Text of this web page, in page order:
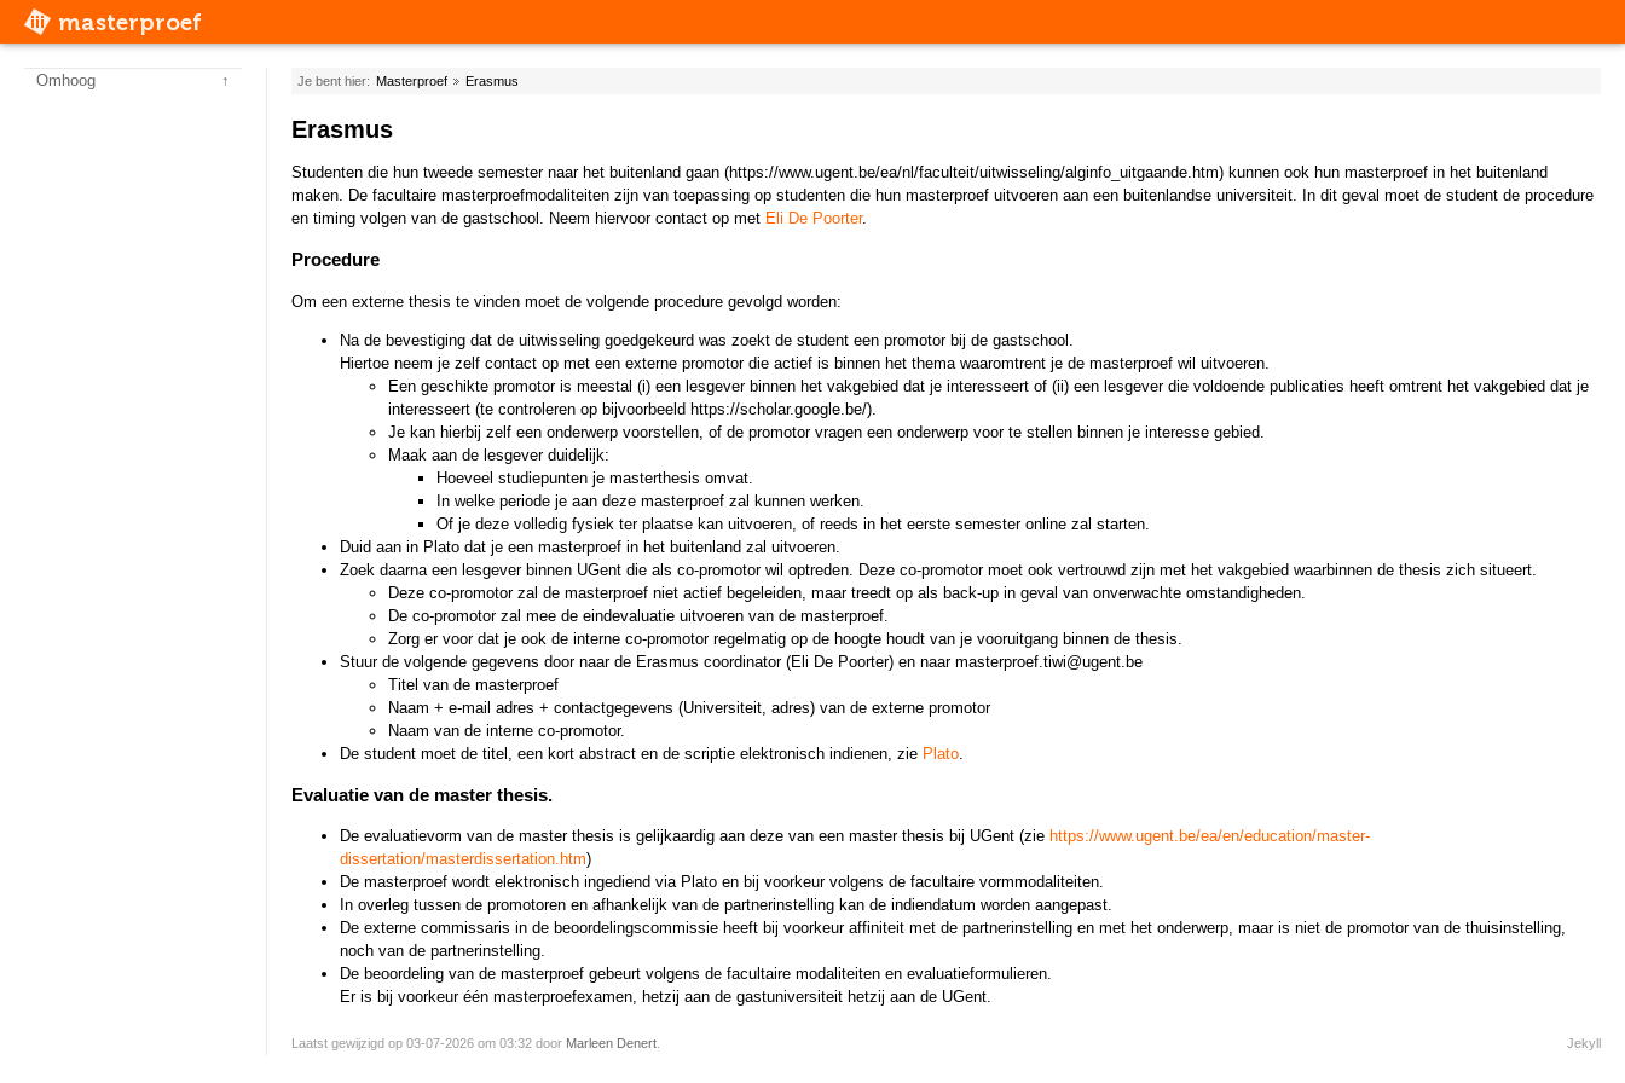
masterproef
↑
Omhoog Je bent hier: Masterproef Erasmus
Erasmus
Studenten die hun tweede semester naar het buitenland gaan (https://www.ugent.be/ea/nl/faculteit/uitwisseling/alginfo_uitgaande.htm) kunnen ook hun masterproef in het buitenland
maken. De facultaire masterproefmodaliteiten zijn van toepassing op studenten die hun masterproef uitvoeren aan een buitenlandse universiteit. In dit geval moet de student de procedure
en timing volgen van de gastschool. Neem hiervoor contact op met Eli De Poorter.
Procedure
Om een externe thesis te vinden moet de volgende procedure gevolgd worden:
Na de bevestiging dat de uitwisseling goedgekeurd was zoekt de student een promotor bij de gastschool.
Hiertoe neem je zelf contact op met een externe promotor die actief is binnen het thema waaromtrent je de masterproef wil uitvoeren.
Een geschikte promotor is meestal (i) een lesgever binnen het vakgebied dat je interesseert of (ii) een lesgever die voldoende publicaties heeft omtrent het vakgebied dat je
interesseert (te controleren op bijvoorbeeld https://scholar.google.be/).
Je kan hierbij zelf een onderwerp voorstellen, of de promotor vragen een onderwerp voor te stellen binnen je interesse gebied.
Maak aan de lesgever duidelijk:
Hoeveel studiepunten je masterthesis omvat.
In welke periode je aan deze masterproef zal kunnen werken.
Of je deze volledig fysiek ter plaatse kan uitvoeren, of reeds in het eerste semester online zal starten.
Duid aan in Plato dat je een masterproef in het buitenland zal uitvoeren.
Zoek daarna een lesgever binnen UGent die als co-promotor wil optreden. Deze co-promotor moet ook vertrouwd zijn met het vakgebied waarbinnen de thesis zich situeert.
Deze co-promotor zal de masterproef niet actief begeleiden, maar treedt op als back-up in geval van onverwachte omstandigheden.
De co-promotor zal mee de eindevaluatie uitvoeren van de masterproef.
Zorg er voor dat je ook de interne co-promotor regelmatig op de hoogte houdt van je vooruitgang binnen de thesis.
Stuur de volgende gegevens door naar de Erasmus coordinator (Eli De Poorter) en naar masterproef.tiwi@ugent.be
Titel van de masterproef
Naam + e-mail adres + contactgegevens (Universiteit, adres) van de externe promotor
Naam van de interne co-promotor.
De student moet de titel, een kort abstract en de scriptie elektronisch indienen, zie Plato
Evaluatie van de master thesis.
De evaluatievorm van de master thesis is gelijkaardig aan deze van een master thesis bij UGent (zie https://www.ugent.be/ea/en/education/master-
dissertation/masterdissertation.htm)
De masterproef wordt elektronisch ingediend via Plato en bij voorkeur volgens de facultaire vormmodaliteiten.
In overleg tussen de promotoren en afhankelijk van de partnerinstelling kan de indiendatum worden aangepast.
De externe commissaris in de beoordelingscommissie heeft bij voorkeur affiniteit met de partnerinstelling en met het onderwerp, maar is niet de promotor van de thuisinstelling,
noch van de partnerinstelling.
De beoordeling van de masterproef gebeurt volgens de facultaire modaliteiten en evaluatieformulieren.
Er is bij voorkeur één masterproefexamen, hetzij aan de gastuniversiteit hetzij aan de UGent.
Laatst gewijzigd op 03-07-2026 om 03:32 door Marleen Denert Jekyll